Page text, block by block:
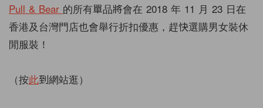
Pull & Bear 的所有單品將會在 2018 年 11 月 23 日在
香港及台灣門店也會舉行折扣優惠，趕快選購男女裝休
閒服裝！
（按此到網站逛）